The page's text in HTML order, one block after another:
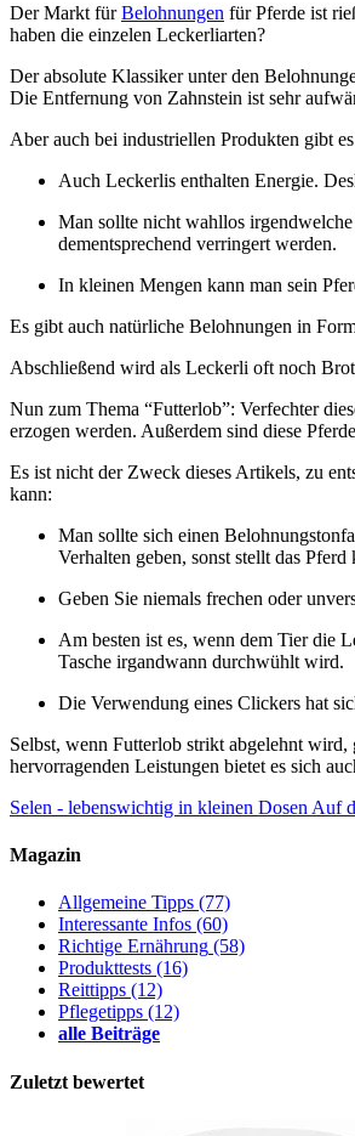
Der Markt fürBelohnungen für Pferde ist
haben die einzelen Leckerliarten?
Der absolute Klassiker unter den
Die Entfernung von Zahnstein ist sehr
Aber auch bei industriellen Produkten gibt
Auch Leckerlis enthalten Energie.
Man sollte nicht wahllos
dementsprechend verringert werden.
In kleinen Mengen kann man sein
Es gibt auch natürliche Belohnungen in
Abschließend wird als Leckerli oft noch
Nun zum Thema “Futterlob”: Verfechter
erzogen werden. Außerdem sind diese
Es ist nicht der Zweck dieses Artikels, zu
kann:
Man sollte sich einen
Verhalten geben, sonst stellt das
Geben Sie niemals frechen oder
Am besten ist es, wenn dem Tier die
Tasche irgandwann durchwühlt wird.
Die Verwendung eines Clickers hat
Selbst, wenn Futterlob strikt abgelehnt wird,
hervorragenden Leistungen bietet es sich
Selen - lebenswichtig in kleinen Dosen Auf
Magazin
Allgemeine Tipps (77)
Interessante Infos (60)
Richtige Ernährung (58)
Produkttests (16)
Reittipps (12)
Pflegetipps (12)
alle Beiträge
Zuletzt bewertet